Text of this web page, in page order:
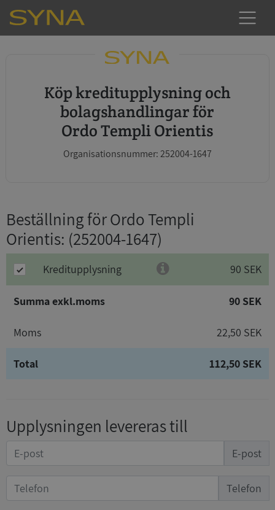
Köp kreditupplysning och
bolagshandlingar för
Ordo Templi Orientis
Organisationsnummer: 252004-1647
Beställning för Ordo Templi
Orientis: (252004-1647)
Kreditupplysning 90 SEK
Summa exkl.moms 90 SEK
Moms 22,50 SEK
Total 112,50 SEK
Upplysningen levereras till
E-post
Telefon